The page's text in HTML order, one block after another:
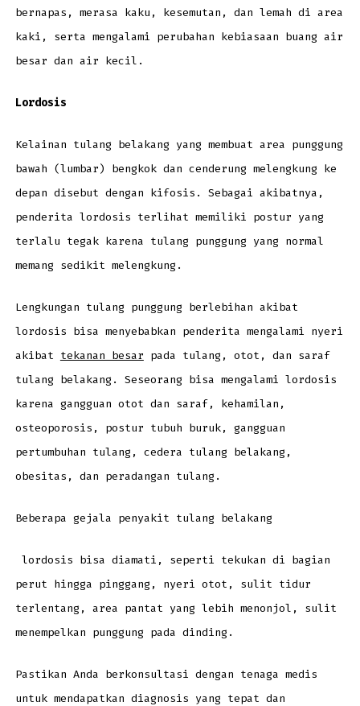
bernapas, merasa kaku, kesemutan, dan lemah di area
kaki, serta mengalami perubahan kebiasaan buang air
besar dan air kecil.
Lordosis
Kelainan tulang belakang yang membuat area punggung
bawah (lumbar) bengkok dan cenderung melengkung ke
depan disebut dengan kifosis. Sebagai akibatnya,
penderita lordosis terlihat memiliki postur yang
terlalu tegak karena tulang punggung yang normal
memang sedikit melengkung.
Lengkungan tulang punggung berlebihan akibat
lordosis bisa menyebabkan penderita mengalami nyeri
akibat tekanan besar pada tulang, otot, dan saraf
tulang belakang. Seseorang bisa mengalami lordosis
karena gangguan otot dan saraf, kehamilan,
osteoporosis, postur tubuh buruk, gangguan
pertumbuhan tulang, cedera tulang belakang,
obesitas, dan peradangan tulang.
Beberapa gejala penyakit tulang belakang
lordosis bisa diamati, seperti tekukan di bagian
perut hingga pinggang, nyeri otot, sulit tidur
terlentang, area pantat yang lebih menonjol, sulit
menempelkan punggung pada dinding.
Pastikan Anda berkonsultasi dengan tenaga medis
untuk mendapatkan diagnosis yang tepat dan